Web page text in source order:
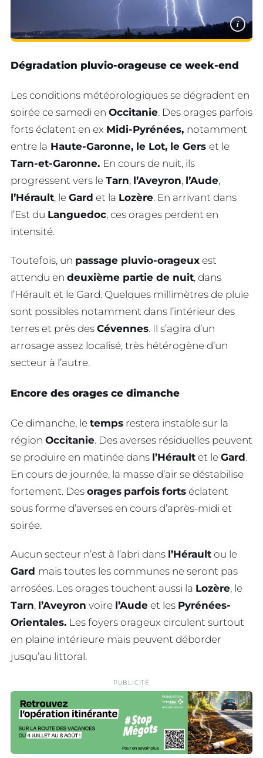
i
Dégradation pluvio-orageuse ce week-end
Les conditions météorologiques se dégradent en
soirée ce samedi en Occitanie. Des orages parfois
forts éclatent en ex Midi-Pyrénées, notamment
entre la Haute-Garonne, le Lot, le Gers et le
Tarn-et-Garonne. En cours de nuit, ils
progressent vers le Tarn, l’Aveyron, l’Aude,
l’Hérault, le Gard et la Lozère. En arrivant dans
l’Est du Languedoc, ces orages perdent en
intensité.
Toutefois, un passage pluvio-orageux est
attendu en deuxième partie de nuit, dans
l’Hérault et le Gard. Quelques millimètres de pluie
sont possibles notamment dans l’intérieur des
terres et près des Cévennes. Il s’agira d’un
arrosage assez localisé, très hétérogène d’un
secteur à l’autre.
Encore des orages ce dimanche
Ce dimanche, le temps restera instable sur la
région Occitanie. Des averses résiduelles peuvent
se produire en matinée dans l’Hérault et le Gard.
En cours de journée, la masse d’air se déstabilise
fortement. Des orages parfois forts éclatent
sous forme d’averses en cours d’après-midi et
soirée.
Aucun secteur n’est à l’abri dans l’Hérault ou le
Gard mais toutes les communes ne seront pas
arrosées. Les orages touchent aussi la Lozère, le
Tarn, l’Aveyron voire l’Aude et les Pyrénées-
Orientales. Les foyers orageux circulent surtout
en plaine intérieure mais peuvent déborder
jusqu’au littoral.
PUBLICITÉ